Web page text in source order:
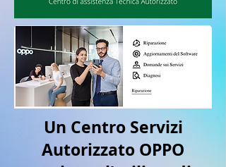
Un Centro Servizi
Autorizzato OPPO